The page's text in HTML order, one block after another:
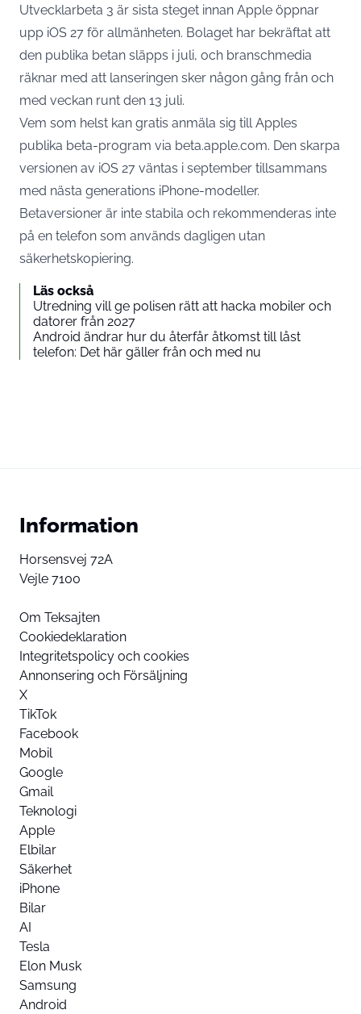
Utvecklarbeta 3 är sista steget innan Apple öppnar
upp iOS 27 för allmänheten. Bolaget har bekräftat att
den publika betan släpps i juli, och branschmedia
räknar med att lanseringen sker någon gång från och
med veckan runt den 13 juli.
Vem som helst kan gratis anmäla sig till Apples
publika beta-program via beta.apple.com. Den skarpa
versionen av iOS 27 väntas i september tillsammans
med nästa generations iPhone-modeller.
Betaversioner är inte stabila och rekommenderas inte
på en telefon som används dagligen utan
säkerhetskopiering.
Läs också
Utredning vill ge polisen rätt att hacka mobiler och
datorer från 2027
Android ändrar hur du återfår åtkomst till låst
telefon: Det här gäller från och med nu
Information
Horsensvej 72A
Vejle 7100
Om Teksajten
Cookiedeklaration
Integritetspolicy och cookies
Annonsering och Försäljning
X
TikTok
Facebook
Mobil
Google
Gmail
Teknologi
Apple
Elbilar
Säkerhet
iPhone
Bilar
AI
Tesla
Elon Musk
Samsung
Android